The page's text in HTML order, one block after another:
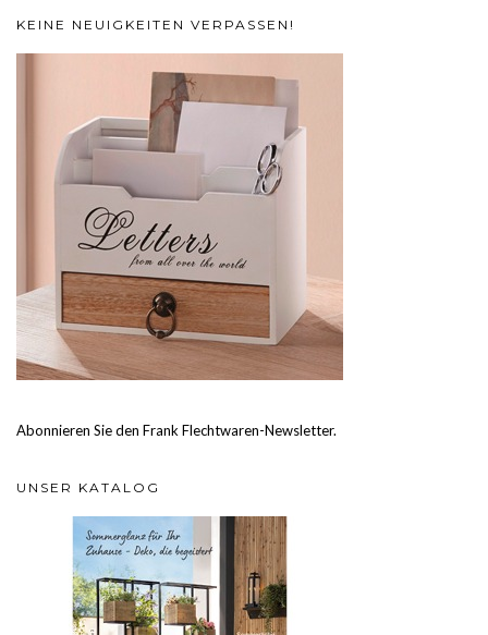
KEINE NEUIGKEITEN VERPASSEN!
Abonnieren Sie den Frank Flechtwaren-Newsletter.
UNSER KATALOG